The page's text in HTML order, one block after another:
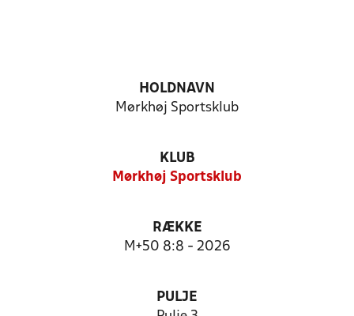
HOLDNAVN
Mørkhøj Sportsklub
KLUB
Mørkhøj Sportsklub
RÆKKE
M+50 8:8 - 2026
PULJE